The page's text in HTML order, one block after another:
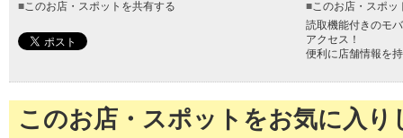
■このお店・スポットを共有する ■このお店・スポッ
読取機能付きのモ
アクセス！
便利に店舗情報を
このお店・スポットをお気に入